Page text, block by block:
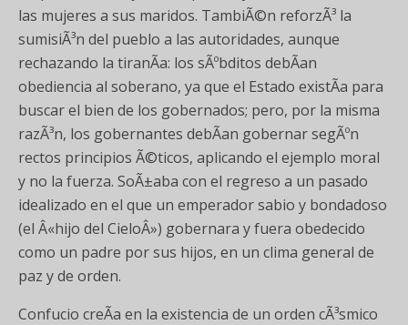
las mujeres a sus maridos. TambiÃ©n reforzÃ³ la
sumisiÃ³n del pueblo a las autoridades, aunque
rechazando la tiranÃ­a: los sÃºbditos debÃ­an
obediencia al soberano, ya que el Estado existÃ­a para
buscar el bien de los gobernados; pero, por la misma
razÃ³n, los gobernantes debÃ­an gobernar segÃºn
rectos principios Ã©ticos, aplicando el ejemplo moral
y no la fuerza. SoÃ±aba con el regreso a un pasado
idealizado en el que un emperador sabio y bondadoso
(el Â«hijo del CieloÂ») gobernara y fuera obedecido
como un padre por sus hijos, en un clima general de
paz y de orden.
Confucio creÃ­a en la existencia de un orden cÃ³smico